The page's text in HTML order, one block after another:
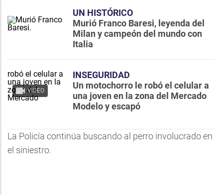
UN HISTÓRICO
Murió Franco Baresi, leyenda del
Milan y campeón del mundo con
Italia
VIDEO
INSEGURIDAD
Un motochorro le robó el celular a
una joven en la zona del Mercado
Modelo y escapó
La Policía continúa buscando al perro involucrado en
el siniestro.